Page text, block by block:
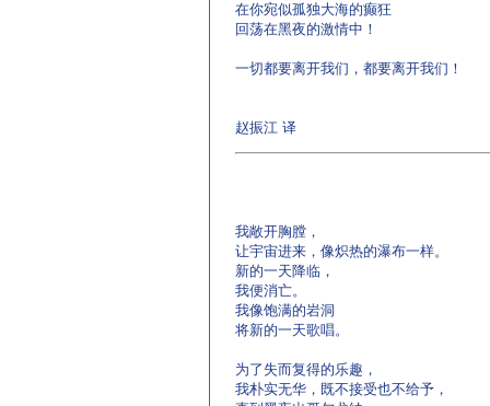
在你宛似孤独大海的癫狂
回荡在黑夜的激情中！
一切都要离开我们，都要离开我们！
赵振江 译
我敞开胸膛，
让宇宙进来，像炽热的瀑布一样。
新的一天降临，
我便消亡。
我像饱满的岩洞
将新的一天歌唱。
为了失而复得的乐趣，
我朴实无华，既不接受也不给予，